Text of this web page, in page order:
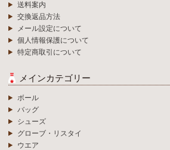
送料案内
交換返品方法
メール設定について
個人情報保護について
特定商取引について
メインカテゴリー
ボール
バッグ
シューズ
グローブ・リスタイ
ウエア